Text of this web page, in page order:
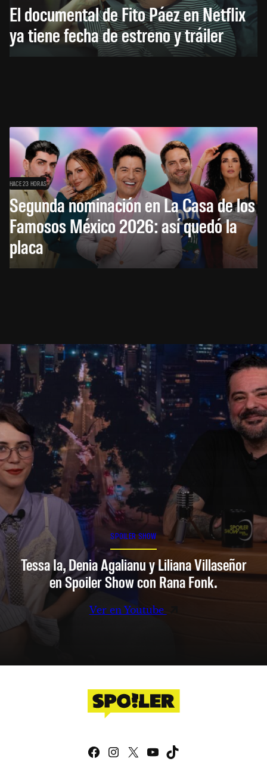
El documental de Fito Páez en Netflix
ya tiene fecha de estreno y tráiler
HACE 23 HORAS
Segunda nominación en La Casa de los
Famosos México 2026: así quedó la
placa
SPOILER SHOW
Tessa Ia, Denia Agalianu y Liliana Villaseñor
en Spoiler Show con Rana Fonk.
Ver en Youtube
Facebook
Instagram
X YouTube